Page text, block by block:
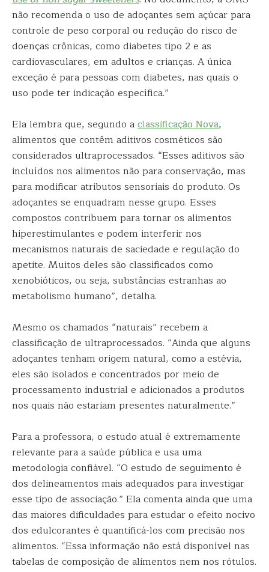
não recomenda o uso de adoçantes sem açúcar para
controle de peso corporal ou redução do risco de
doenças crônicas, como diabetes tipo 2 e as
cardiovasculares, em adultos e crianças. A única
exceção é para pessoas com diabetes, nas quais o
uso pode ter indicação específica.”
Ela lembra que, segundo aclassificação Nova,
alimentos que contêm aditivos cosméticos são
considerados ultraprocessados. “Esses aditivos são
incluídos nos alimentos não para conservação, mas
para modificar atributos sensoriais do produto. Os
adoçantes se enquadram nesse grupo. Esses
compostos contribuem para tornar os alimentos
hiperestimulantes e podem interferir nos
mecanismos naturais de saciedade e regulação do
apetite. Muitos deles são classificados como
xenobióticos, ou seja, substâncias estranhas ao
metabolismo humano”, detalha.
Mesmo os chamados “naturais” recebem a
classificação de ultraprocessados. “Ainda que alguns
adoçantes tenham origem natural, como a estévia,
eles são isolados e concentrados por meio de
processamento industrial e adicionados a produtos
nos quais não estariam presentes naturalmente.”
Para a professora, o estudo atual é extremamente
relevante para a saúde pública e usa uma
metodologia confiável. “O estudo de seguimento é
dos delineamentos mais adequados para investigar
esse tipo de associação.” Ela comenta ainda que uma
das maiores dificuldades para estudar o efeito nocivo
dos edulcorantes é quantificá-los com precisão nos
alimentos. “Essa informação não está disponível nas
tabelas de composição de alimentos nem nos rótulos.